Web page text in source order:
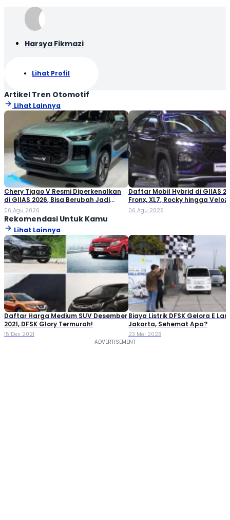
Harsya Fikmazi
Lihat Profil
Artikel Tren Otomotif
Lihat Lainnya
Chery Tiggo V Resmi Diperkenalkan
di GIIAS 2026, Bisa Berubah Jadi
Double Cabin
06 Agu 2026
Daftar Mobil Hybrid di GIIAS
Fronx, XL7, Rocky hingga Veloz!
06 Agu 2026
Rekomendasi Untuk Kamu
Lihat Lainnya
Daftar Harga Medium SUV Desember
2021, DFSK Glory Termurah!
15 Des 2021
Biaya Listrik DFSK Gelora E
Jakarta, Sehemat Apa?
23 Mei 2023